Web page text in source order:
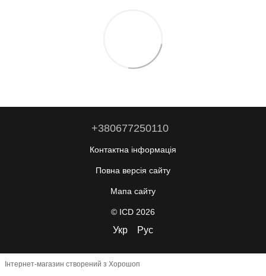
+380677250110
Контактна інформація
Повна версія сайту
Мапа сайту
© ICD 2026
Укр Рус
Інтернет-магазин створений з Хорошоп